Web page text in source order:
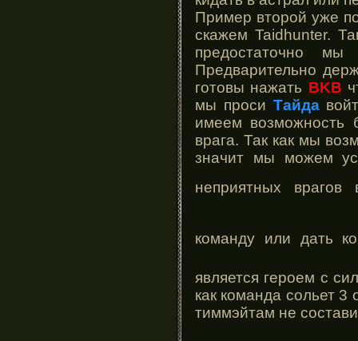
Пример второй уже
скажем Taidhunter.
предостаточно
Предварительно
готовы нажать BKB
мы проси Тайда
имеем возможность
врага. Так как мы
значит мы можем
неприятных врагов
команду или дать
является героем с
как команда сольет
тиммэйтам не